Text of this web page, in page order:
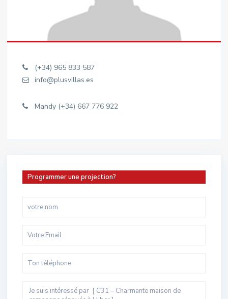
(+34) 965 833 587
info@plusvillas.es
Mandy (+34) 667 776 922
Programmer une projection?